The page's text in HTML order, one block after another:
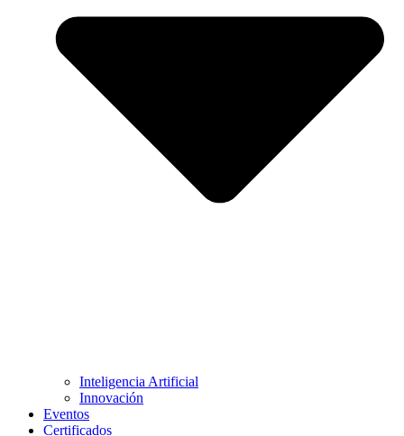
Inteligencia Artificial
Innovación
Eventos
Certificados